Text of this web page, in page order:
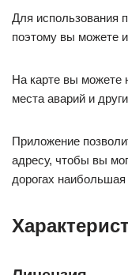
Для использования
поэтому вы можете
На карте вы можете
места аварий и
Приложение
адресу, чтобы вы
дорогах